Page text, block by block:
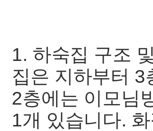
1. 하숙집 구조
집은 지하부터 3
2층에는 이모님
1개 있습니다.